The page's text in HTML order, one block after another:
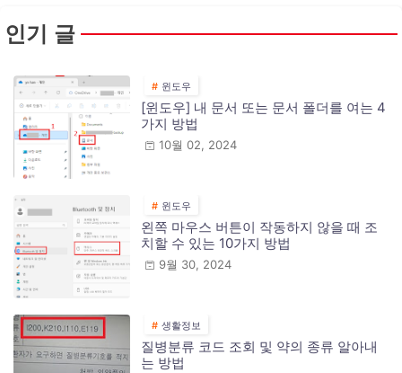
인기 글
윈도우
[윈도우] 내 문서 또는 문서 폴더를 여는 4
가지 방법
10월 02, 2024
윈도우
왼쪽 마우스 버튼이 작동하지 않을 때 조
치할 수 있는 10가지 방법
9월 30, 2024
생활정보
질병분류 코드 조회 및 약의 종류 알아내
는 방법